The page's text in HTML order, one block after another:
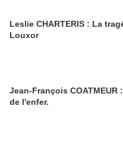
Leslie CHARTERIS : La
Louxor
Jean-François COATMEUR
de l'enfer.